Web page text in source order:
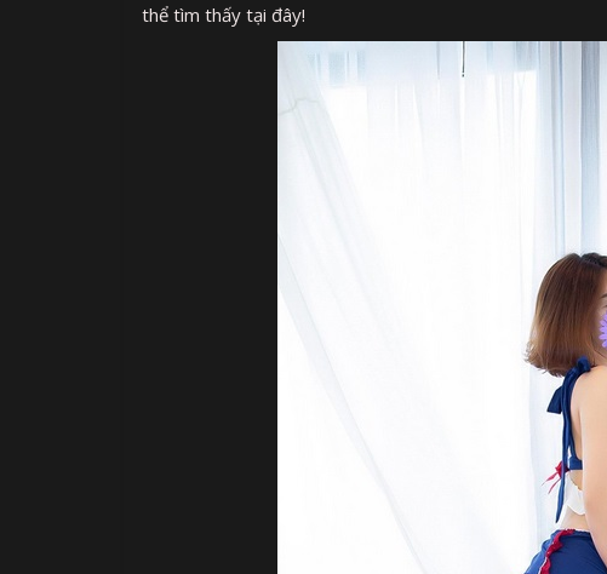
thể tìm thấy tại đây!